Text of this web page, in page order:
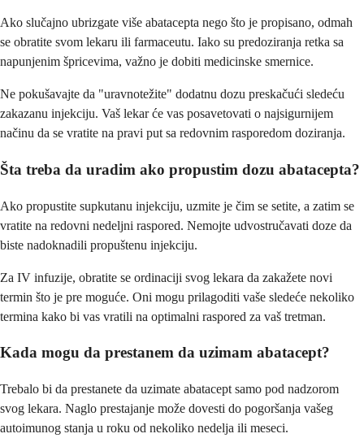
Ako slučajno ubrizgate više abatacepta nego što je propisano, odmah
se obratite svom lekaru ili farmaceutu. Iako su predoziranja retka sa
napunjenim špricevima, važno je dobiti medicinske smernice.
Ne pokušavajte da "uravnotežite" dodatnu dozu preskačući sledeću
zakazanu injekciju. Vaš lekar će vas posavetovati o najsigurnijem
načinu da se vratite na pravi put sa redovnim rasporedom doziranja.
Šta treba da uradim ako propustim dozu abatacepta?
Ako propustite supkutanu injekciju, uzmite je čim se setite, a zatim se
vratite na redovni nedeljni raspored. Nemojte udvostručavati doze da
biste nadoknadili propuštenu injekciju.
Za IV infuzije, obratite se ordinaciji svog lekara da zakažete novi
termin što je pre moguće. Oni mogu prilagoditi vaše sledeće nekoliko
termina kako bi vas vratili na optimalni raspored za vaš tretman.
Kada mogu da prestanem da uzimam abatacept?
Trebalo bi da prestanete da uzimate abatacept samo pod nadzorom
svog lekara. Naglo prestajanje može dovesti do pogoršanja vašeg
autoimunog stanja u roku od nekoliko nedelja ili meseci.